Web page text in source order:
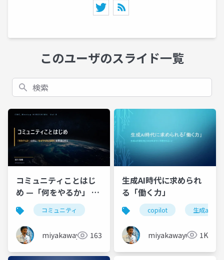
このユーザのスライド一覧
検索
コミュニティことはじ
め —「何をやるか」 の
前に 「なぜやりたいの
か」 を言葉にする
コミュニティ
miyakawayuho163
生成AI時代に求められ
る「働く力」
copilot 生成ai
miyakawayuho 1K